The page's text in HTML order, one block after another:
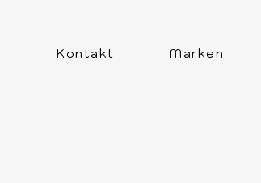
Kontakt Marken